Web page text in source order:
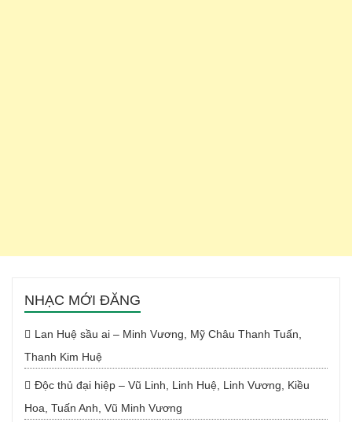
NHẠC MỚI ĐĂNG
Lan Huệ sầu ai – Minh Vương, Mỹ Châu Thanh Tuấn,
Thanh Kim Huệ
Độc thủ đại hiệp – Vũ Linh, Linh Huệ, Linh Vương, Kiều
Hoa, Tuấn Anh, Vũ Minh Vương